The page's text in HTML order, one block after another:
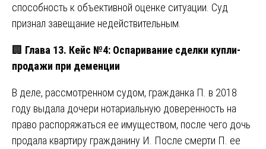
способность к объективной оценке ситуации. Суд
признал завещание недействительным.
🏢 Глава 13. Кейс №4: Оспаривание сделки купли-
продажи при деменции
В деле, рассмотренном судом, гражданка П. в 2018
году выдала дочери нотариальную доверенность на
право распоряжаться ее имуществом, после чего дочь
продала квартиру гражданину И. После смерти П. ее